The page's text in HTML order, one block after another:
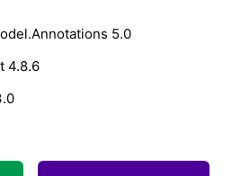
5.0
4.8.6